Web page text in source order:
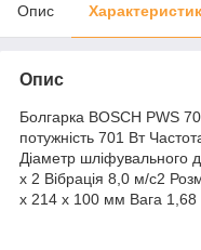
Опис
Опис
Болгарка BOSCH PWS
потужність 701 Вт
Діаметр шліфувального
x 2 Вібрація 8,0 м/с2
x 214 x 100 мм Вага 1,68